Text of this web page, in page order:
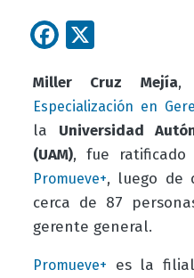
Facebook
Miller Cruz Mejía,
Especialización en
la Universidad
(UAM), fue ratificado
Promueve+, luego de
cerca de 87
gerente general.
Promueve+ es la